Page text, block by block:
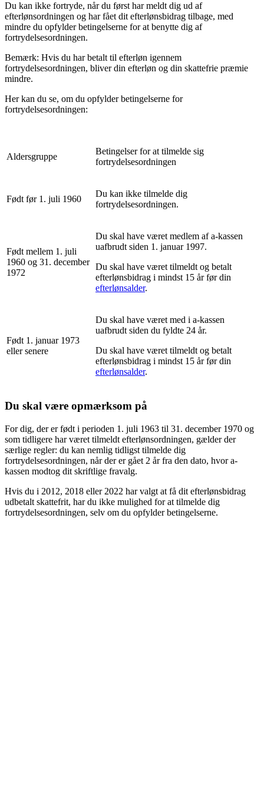
Du kan ikke fortryde, når du først har meldt dig ud af
efterlønsordningen og har fået dit efterlønsbidrag tilbage, med
mindre du opfylder betingelserne for at benytte dig af
fortrydelsesordningen.
Bemærk: Hvis du har betalt til efterløn igennem
fortrydelsesordningen, bliver din efterløn og din skattefrie præmie
mindre.
Her kan du se, om du opfylder betingelserne for
fortrydelsesordningen:
Aldersgruppe
Betingelser for at tilmelde sig
fortrydelsesordningen
Født før 1. juli 1960
Du kan ikke tilmelde dig
fortrydelsesordningen.
Født mellem 1. juli
1960 og 31. december
1972
Du skal have været medlem af a-kassen
uafbrudt siden 1. januar 1997.
Du skal have været tilmeldt og betalt
efterlønsbidrag i mindst 15 år før din
efterlønsalder.
Født 1. januar 1973
eller senere
Du skal have været med i a-kassen
uafbrudt siden du fyldte 24 år.
Du skal have været tilmeldt og betalt
efterlønsbidrag i mindst 15 år før din
efterlønsalder.
Du skal være opmærksom på
For dig, der er født i perioden 1. juli 1963 til 31. december 1970 og
som tidligere har været tilmeldt efterlønsordningen, gælder der
særlige regler: du kan nemlig tidligst tilmelde dig
fortrydelsesordningen, når der er gået 2 år fra den dato, hvor a-
kassen modtog dit skriftlige fravalg.
Hvis du i 2012, 2018 eller 2022 har valgt at få dit efterlønsbidrag
udbetalt skattefrit, har du ikke mulighed for at tilmelde dig
fortrydelsesordningen, selv om du opfylder betingelserne.